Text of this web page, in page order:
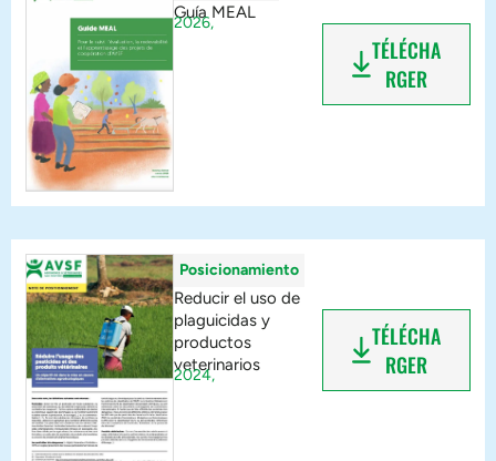
Guía MEAL
2026,
TÉLÉCHA
RGER
Posicionamiento
Reducir el uso de
plaguicidas y
productos
veterinarios
2024,
TÉLÉCHA
RGER